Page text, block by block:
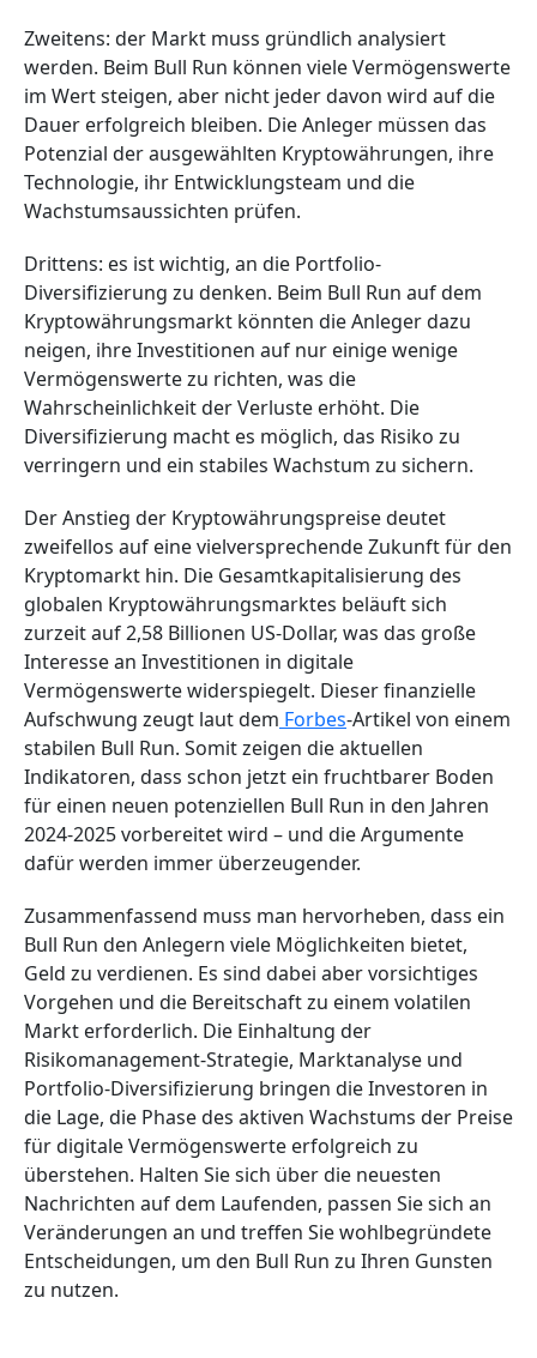
Zweitens: der Markt muss gründlich analysiert
werden. Beim Bull Run können viele Vermögenswerte
im Wert steigen, aber nicht jeder davon wird auf die
Dauer erfolgreich bleiben. Die Anleger müssen das
Potenzial der ausgewählten Kryptowährungen, ihre
Technologie, ihr Entwicklungsteam und die
Wachstumsaussichten prüfen.
Drittens: es ist wichtig, an die Portfolio-
Diversifizierung zu denken. Beim Bull Run auf dem
Kryptowährungsmarkt könnten die Anleger dazu
neigen, ihre Investitionen auf nur einige wenige
Vermögenswerte zu richten, was die
Wahrscheinlichkeit der Verluste erhöht. Die
Diversifizierung macht es möglich, das Risiko zu
verringern und ein stabiles Wachstum zu sichern.
Der Anstieg der Kryptowährungspreise deutet
zweifellos auf eine vielversprechende Zukunft für den
Kryptomarkt hin. Die Gesamtkapitalisierung des
globalen Kryptowährungsmarktes beläuft sich
zurzeit auf 2,58 Billionen US-Dollar, was das große
Interesse an Investitionen in digitale
Vermögenswerte widerspiegelt. Dieser finanzielle
Aufschwung zeugt laut dem Forbes-Artikel von einem
stabilen Bull Run. Somit zeigen die aktuellen
Indikatoren, dass schon jetzt ein fruchtbarer Boden
für einen neuen potenziellen Bull Run in den Jahren
2024-2025 vorbereitet wird – und die Argumente
dafür werden immer überzeugender.
Zusammenfassend muss man hervorheben, dass ein
Bull Run den Anlegern viele Möglichkeiten bietet,
Geld zu verdienen. Es sind dabei aber vorsichtiges
Vorgehen und die Bereitschaft zu einem volatilen
Markt erforderlich. Die Einhaltung der
Risikomanagement-Strategie, Marktanalyse und
Portfolio-Diversifizierung bringen die Investoren in
die Lage, die Phase des aktiven Wachstums der Preise
für digitale Vermögenswerte erfolgreich zu
überstehen. Halten Sie sich über die neuesten
Nachrichten auf dem Laufenden, passen Sie sich an
Veränderungen an und treffen Sie wohlbegründete
Entscheidungen, um den Bull Run zu Ihren Gunsten
zu nutzen.